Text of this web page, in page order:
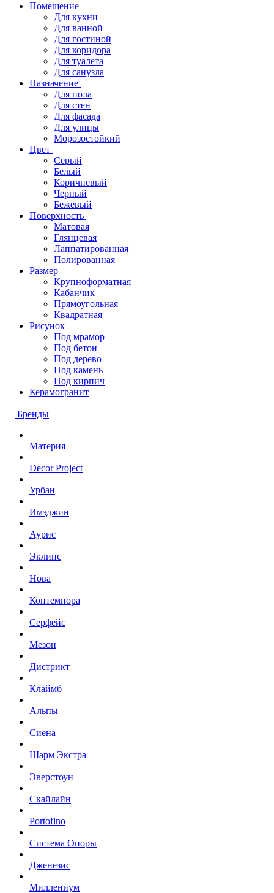
Помещение
Для кухни
Для ванной
Для гостиной
Для коридора
Для туалета
Для санузла
Назначение
Для пола
Для стен
Для фасада
Для улицы
Морозостойкий
Цвет
Серый
Белый
Коричневый
Черный
Бежевый
Поверхность
Матовая
Глянцевая
Лаппатированная
Полированная
Размер
Крупноформатная
Кабанчик
Прямоугольная
Квадратная
Рисунок
Под мрамор
Под бетон
Под дерево
Под камень
Под кирпич
Керамогранит
Бренды
Материя
Decor Project
Урбан
Имэджин
Аурис
Эклипс
Нова
Контемпора
Серфейс
Мезон
Дистрикт
Клаймб
Альпы
Сиена
Шарм Экстра
Эверстоун
Скайлайн
Portofino
Система Опоры
Дженезис
Миллениум